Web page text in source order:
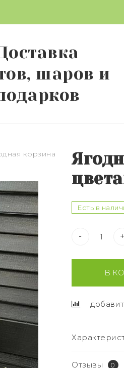
шаров и
корзина
Есть в
- +
В
Отзывы 0